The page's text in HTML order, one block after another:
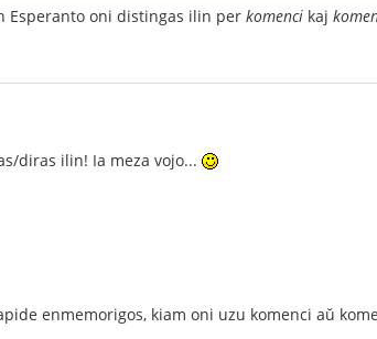
Esperanto oni distingas ilin per komenci kaj
diras ilin! Ia meza vojo...
enmemorigos, kiam oni uzu komenci aŭ